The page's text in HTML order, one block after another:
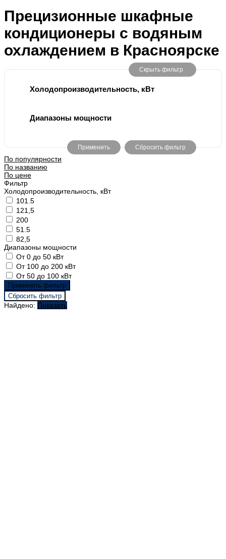
Прецизионные шкафные
кондиционеры с водяным
охлаждением в Красноярске
Скрыть фильтр
Холодопроизводительность, кВт
Диапазоны мощности
По популярности
По названию
По цене
Фильтр
Холодопроизводительность, кВт
101.5
121,5
200
51.5
82,5
Диапазоны мощности
От 0 до 50 кВт
От 100 до 200 кВт
От 50 до 100 кВт
Найдено: Показать